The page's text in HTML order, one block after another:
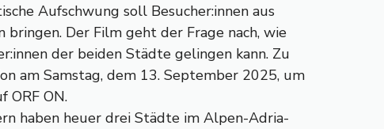
Aufschwung soll Besucher:innen aus
bringen. Der Film geht der Frage nach, wie
der beiden Städte gelingen kann. Zu
am Samstag, dem 13. September 2025, um
ORF ON.
haben heuer drei Städte im Alpen-Adria-